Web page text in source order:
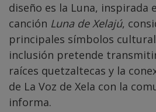
diseño es la Luna, inspirada
canción Luna de Xelajú,
principales símbolos
inclusión pretende
raíces quetzaltecas y la
de La Voz de Xela con la
informa.